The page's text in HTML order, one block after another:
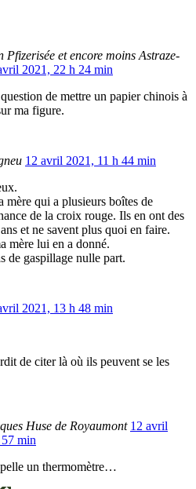
Pfizerisée et encore moins Astraze-
2021, 22 h 24 min
de mettre un papier chinois à
ma figure.
12 avril 2021, 11 h 44 min
mère qui a plusieurs boîtes de
de la croix rouge. Ils en ont des
et ne savent plus quoi en faire.
mère lui en a donné.
de gaspillage nulle part.
2021, 13 h 48 min
de citer là où ils peuvent se les
Huse de Royaumont 12 avril
min
un thermomètre…